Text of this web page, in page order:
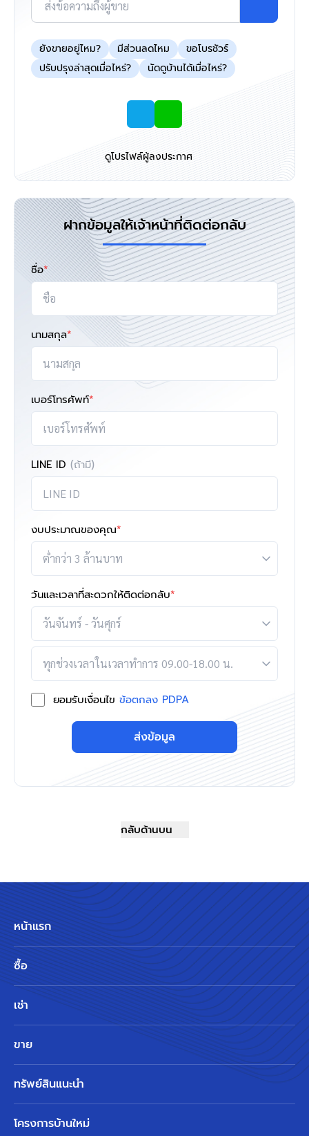
ส่งข้อความถึงผู้ขาย
ยังขายอยู่ไหม? มีส่วนลดไหม
ขอโบรชัวร์
ปรับปรุงล่าสุดเมื่อไหร่?
นัดดูบ้านได้เมื่อไหร่?
ดูโปรไฟล์ผู้ลงประกาศ
ฝากข้อมูลให้เจ้าหน้าที่ติดต่อกลับ
ชื่อ*
นามสกุล*
เบอร์โทรศัพท์*
LINE ID (ถ้ามี)
งบประมาณของคุณ*
วันและเวลาที่สะดวกให้ติดต่อกลับ*
ยอมรับเงื่อนไข ข้อตกลง PDPA
ส่งข้อมูล
กลับด้านบน
หน้าแรก
ซื้อ
เช่า
ขาย
ทรัพย์สินแนะนำ
โครงการบ้านใหม่